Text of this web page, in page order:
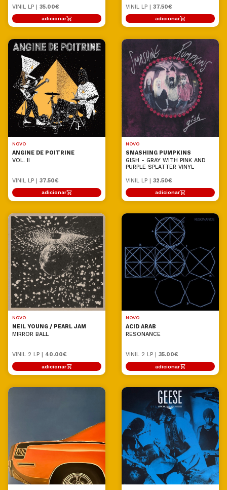
VINIL LP | 35.00€
adicionar
VINIL LP | 37.50€
adicionar
NOVO
ANGINE DE POITRINE
VOL. II
VINIL LP | 37.50€
adicionar
NOVO
SMASHING PUMPKINS
GISH - GRAY WITH PINK AND
PURPLE SPLATTER VINYL
VINIL LP | 32.50€
adicionar
NOVO
NEIL YOUNG / PEARL JAM
MIRROR BALL
VINIL 2 LP | 40.00€
adicionar
NOVO
ACID ARAB
RESONANCE
VINIL 2 LP | 35.00€
adicionar